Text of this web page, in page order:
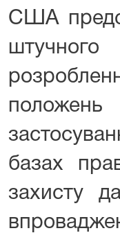
США
базах
захисту